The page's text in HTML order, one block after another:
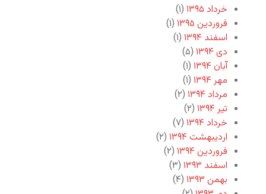
خرداد ۱۳۹۵
(۱)
فروردین ۱۳۹۵
(۱)
اسفند ۱۳۹۴
(۱)
دی ۱۳۹۴
(۵)
آبان ۱۳۹۴
(۱)
مهر ۱۳۹۴
(۱)
مرداد ۱۳۹۴
(۲)
تیر ۱۳۹۴
(۲)
خرداد ۱۳۹۴
(۷)
اردیبهشت ۱۳۹۴
(۲)
فروردین ۱۳۹۴
(۲)
اسفند ۱۳۹۳
(۳)
بهمن ۱۳۹۳
(۴)